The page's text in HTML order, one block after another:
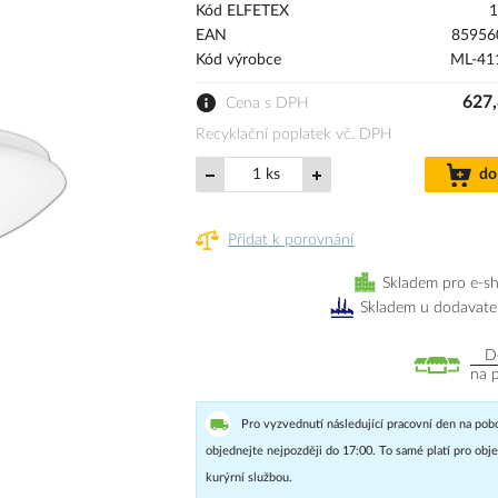
Kód ELFETEX
EAN
Kód výrobce
ML-
Cena s DPH
Recyklační poplatek vč. DPH
ks
Přidat k porovnání
Skladem pro e-
Skladem u
na
Pro vyzvednutí následující pracovní den na
objednejte nejpozději do 17:00. To samé platí pro
kurýrní službou.